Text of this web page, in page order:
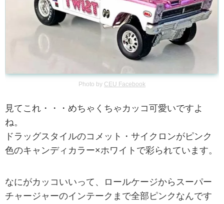
Photo by CEU Facebook
見てこれ・・・めちゃくちゃカッコ可愛いですよ
ね。
ドラッグスタイルのコメット・サイクロンがピンク
色のキャンディカラー×ホワイトで彩られています。
なにがカッコいいって、ロールケージからスーパー
チャージャーのインテークまで全部ピンクなんです